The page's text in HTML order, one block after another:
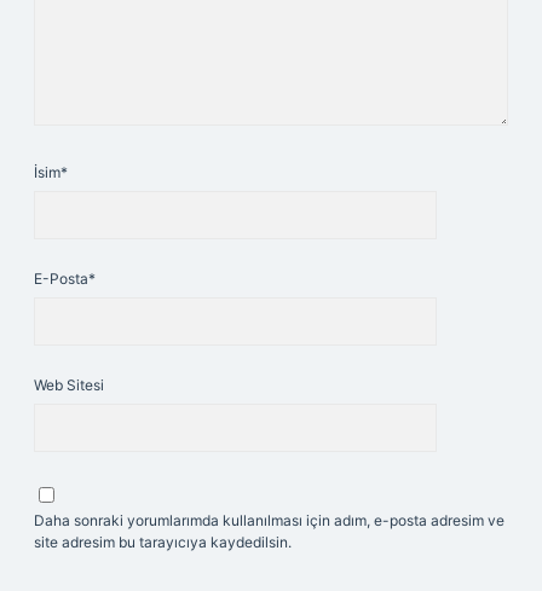
İsim*
E-Posta*
Web Sitesi
Daha sonraki yorumlarımda kullanılması için adım, e-posta adresim ve
site adresim bu tarayıcıya kaydedilsin.